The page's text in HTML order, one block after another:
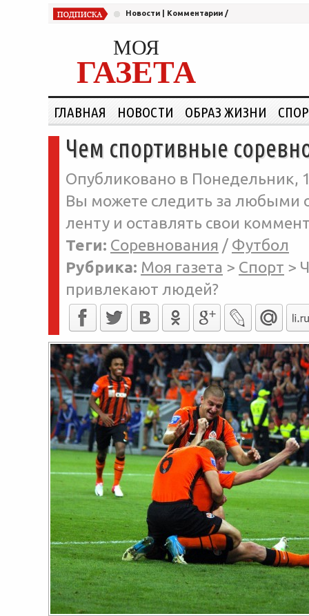
Новости Комментарии /
МОЯ
ГАЗЕТА
ГЛАВНАЯ НОВОСТИ ОБРАЗ ЖИЗНИ
Чем спортивные
Опубликовано в Понедельник,
Вы можете следить за любыми
ленту и оставлять свои
Теги: Соревнования / Футбол
Рубрика: Моя газета > Спорт >
привлекают людей?